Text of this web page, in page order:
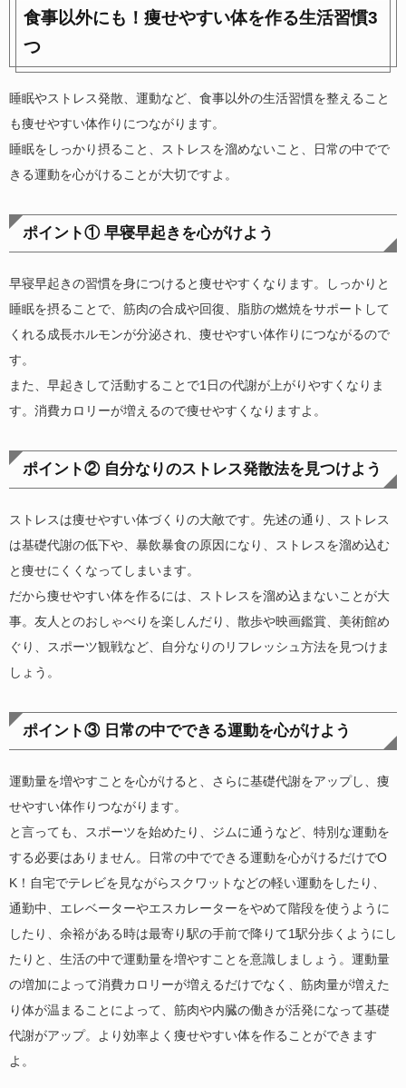
食事以外にも！痩せやすい体を作る生活習慣3
つ
睡眠やストレス発散、運動など、食事以外の生活習慣を整えること
も痩せやすい体作りにつながります。
睡眠をしっかり摂ること、ストレスを溜めないこと、日常の中でで
きる運動を心がけることが大切ですよ。
ポイント① 早寝早起きを心がけよう
早寝早起きの習慣を身につけると痩せやすくなります。しっかりと
睡眠を摂ることで、筋肉の合成や回復、脂肪の燃焼をサポートして
くれる成長ホルモンが分泌され、痩せやすい体作りにつながるので
す。
また、早起きして活動することで1日の代謝が上がりやすくなりま
す。消費カロリーが増えるので痩せやすくなりますよ。
ポイント② 自分なりのストレス発散法を見つけよう
ストレスは痩せやすい体づくりの大敵です。先述の通り、ストレス
は基礎代謝の低下や、暴飲暴食の原因になり、ストレスを溜め込む
と痩せにくくなってしまいます。
だから痩せやすい体を作るには、ストレスを溜め込まないことが大
事。友人とのおしゃべりを楽しんだり、散歩や映画鑑賞、美術館め
ぐり、スポーツ観戦など、自分なりのリフレッシュ方法を見つけま
しょう。
ポイント③ 日常の中でできる運動を心がけよう
運動量を増やすことを心がけると、さらに基礎代謝をアップし、痩
せやすい体作りつながります。
と言っても、スポーツを始めたり、ジムに通うなど、特別な運動を
する必要はありません。日常の中でできる運動を心がけるだけでO
K！自宅でテレビを見ながらスクワットなどの軽い運動をしたり、
通勤中、エレベーターやエスカレーターをやめて階段を使うように
したり、余裕がある時は最寄り駅の手前で降りて1駅分歩くようにし
たりと、生活の中で運動量を増やすことを意識しましょう。運動量
の増加によって消費カロリーが増えるだけでなく、筋肉量が増えた
り体が温まることによって、筋肉や内臓の働きが活発になって基礎
代謝がアップ。より効率よく痩せやすい体を作ることができます
よ。